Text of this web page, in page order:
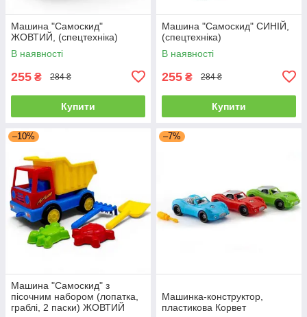
Машина "Самоскид"
ЖОВТИЙ, (спецтехніка)
В наявності
255 ₴ 284 ₴
Купити
Машина "Самоскид" СИНІЙ,
(спецтехніка)
В наявності
255 ₴ 284 ₴
Купити
–10%
Машина "Самоскид" з
пісочним набором (лопатка,
граблі, 2 паски) ЖОВТИЙ
–7%
Машинка-конструктор,
пластикова Корвет